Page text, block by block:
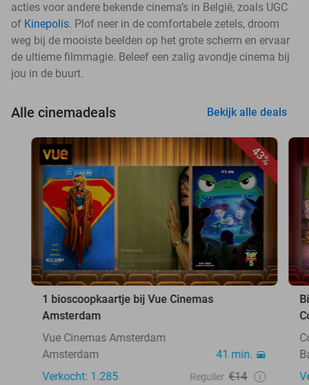
acties voor andere bekende cinema’s in België, zoals UGC
of Kinepolis. Plof neer in de comfortabele zetels, droom
weg bij de mooiste beelden op het grote scherm en ervaar
de ultieme filmmagie. Beleef een zalig avondje cinema bij
jou in de buurt.
Alle cinemadeals Bekijk alle deals
43%
1 bioscoopkaartje bij Vue Cinemas
Amsterdam
Vue Cinemas Amsterdam
Amsterdam
41 min.
Verkocht: 1.285
Regulier €14